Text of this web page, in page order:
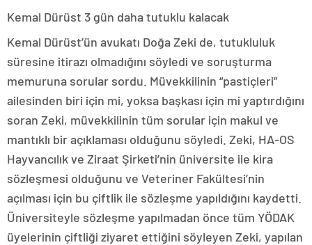
Kemal Dürüst 3 gün daha tutuklu kalacak
Kemal Dürüst’ün avukatı Doğa Zeki de, tutukluluk
süresine itirazı olmadığını söyledi ve soruşturma
memuruna sorular sordu. Müvekkilinin “pastiçleri”
ailesinden biri için mi, yoksa başkası için mi yaptırdığını
soran Zeki, müvekkilinin tüm sorular için makul ve
mantıklı bir açıklaması olduğunu söyledi. Zeki, HA-OS
Hayvancılık ve Ziraat Şirketi’nin üniversite ile kira
sözleşmesi olduğunu ve Veteriner Fakültesi’nin
açılması için bu çiftlik ile sözleşme yapıldığını kaydetti.
Üniversiteyle sözleşme yapılmadan önce tüm YÖDAK
üyelerinin çiftliği ziyaret ettiğini söyleyen Zeki, yapılan